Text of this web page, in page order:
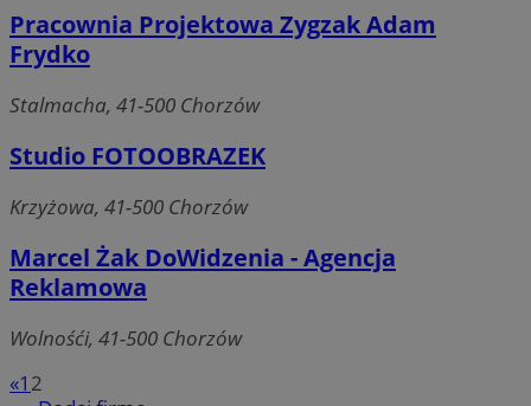
Pracownia Projektowa Zygzak Adam
Frydko
Stalmacha, 41-500 Chorzów
Studio FOTOOBRAZEK
Krzyżowa, 41-500 Chorzów
Marcel Żak DoWidzenia - Agencja
Reklamowa
Wolnośći, 41-500 Chorzów
«1 2
ze strony internetowej.
Nazwa
mojchorzow.pl